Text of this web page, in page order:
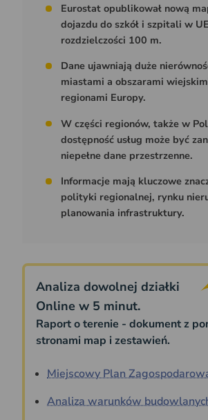
Eurostat opublikował nową
dojazdu do szkół i szpitali w
rozdzielczości 100 m.
Dane ujawniają duże
miastami a obszarami
regionami Europy.
W części regionów, także w
dostępność usług może być
niepełne dane przestrzenne.
Informacje mają kluczowe
polityki regionalnej, rynku
planowania infrastruktury.
Analiza dowolnej działki
Online w 5 minut.
Raport o terenie - dokument z
stronami map i zestawień.
Miejscowy Plan
Analiza warunków